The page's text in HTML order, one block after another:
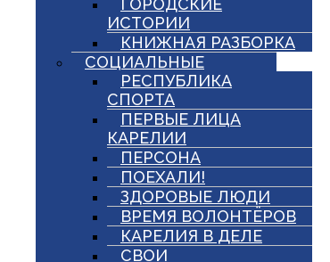
ГОРОДСКИЕ
ИСТОРИИ
КНИЖНАЯ РАЗБОРКА
СОЦИАЛЬНЫЕ
РЕСПУБЛИКА
СПОРТА
ПЕРВЫЕ ЛИЦА
КАРЕЛИИ
ПЕРСОНА
ПОЕХАЛИ!
ЗДОРОВЫЕ ЛЮДИ
ВРЕМЯ ВОЛОНТЁРОВ
КАРЕЛИЯ В ДЕЛЕ
СВОИ